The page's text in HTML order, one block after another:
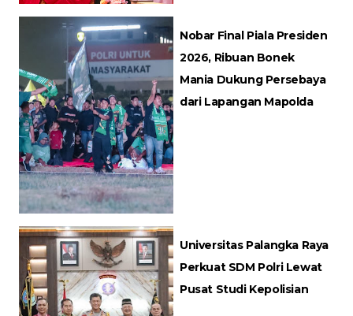
Nobar Final Piala Presiden
2026, Ribuan Bonek
Mania Dukung Persebaya
dari Lapangan Mapolda
Universitas Palangka Raya
Perkuat SDM Polri Lewat
Pusat Studi Kepolisian